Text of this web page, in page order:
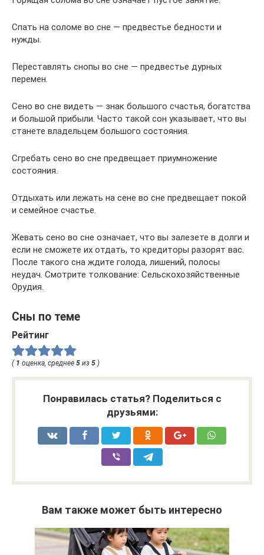
Спать на соломе во сне — предвестье бедности и
нужды.
Переставлять снопы во сне — предвестье дурных
перемен.
Сено во сне видеть — знак большого счастья, богатства
и большой прибыли. Часто такой сон указывает, что вы
станете владельцем большого состояния.
Сгребать сено во сне предвещает приумножение
состояния.
Отдыхать или лежать на сене во сне предвещает покой
и семейное счастье.
Жевать сено во сне означает, что вы залезете в долги и
если не сможете их отдать, то кредиторы разорят вас.
После такого сна ждите голода, лишений, полосы
неудач. Смотрите толкование: Сельскохозяйственные
Орудия.
Сны по теме
Рейтинг
( 1 оценка, среднее 5 из 5 )
Понравилась статья? Поделиться с
друзьями:
Вам также может быть интересно